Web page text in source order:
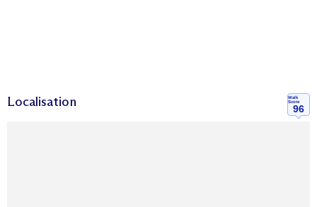
Localisation
Walk
Score
96